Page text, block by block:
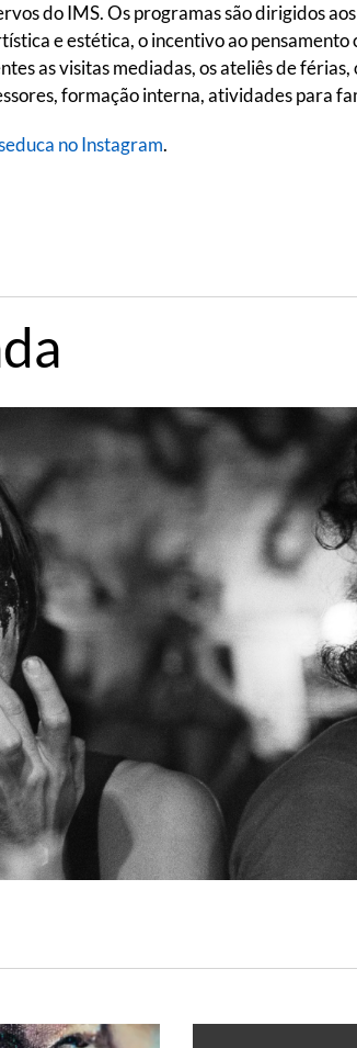
do IMS. Os programas são dirigidos
e estética, o incentivo ao
as visitas mediadas, os ateliês de
formação interna, atividades para
no Instagram.